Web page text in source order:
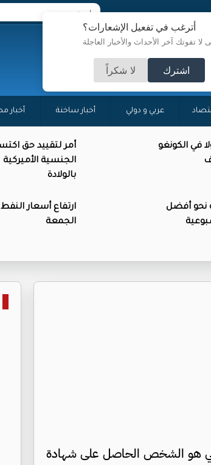
أترغب في تفعيل الإشعارات؟
لا تفوتك آخر الأحداث والأخبار العاجلة
اشترك لا شكراً
عربي و دولي أخبار ساخنة أخبار
في الكونغو
أمر لتقييد حق
الجنسية الأميركية
بالولادة
نحو أفضل
ارتفاع أسعار النفط
الجمعة
هو الشخص الحاصل على شهادة